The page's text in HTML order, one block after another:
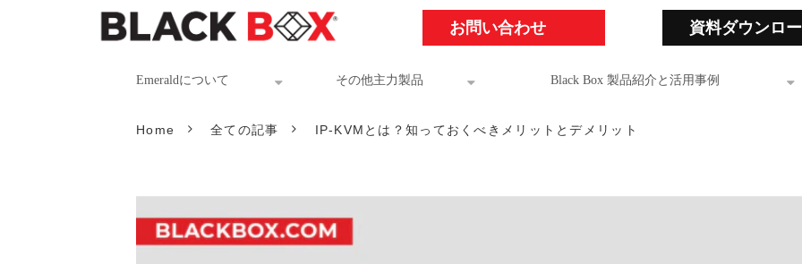
お問い合わせ 資料ダウンロ
Emeraldについて その他主力製品 Black Box 製品紹介と活用事例
Home 全ての記事 IP-KVMとは？知っておくべきメリットとデメリット